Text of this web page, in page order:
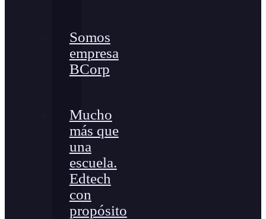
Somos
empresa
BCorp
Mucho
más que
una
escuela.
Edtech
con
propósito